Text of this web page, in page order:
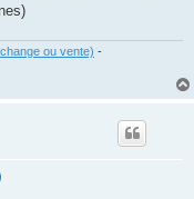
ou vente) -